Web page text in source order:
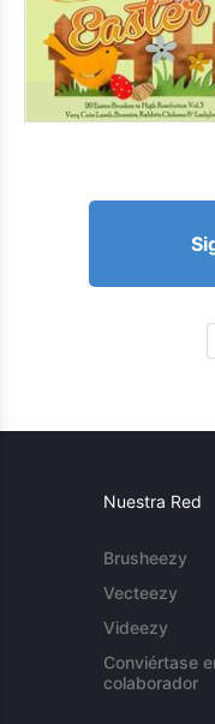
Nuestra Red
Brusheezy
Vecteezy
Videezy
Conviértase
colaborador